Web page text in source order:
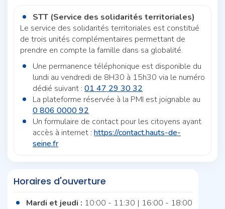
STT (Service des solidarités territoriales)
Le service des solidarités territoriales est constitué
de trois unités complémentaires permettant de
prendre en compte la famille dans sa globalité.
Une permanence téléphonique est disponible du
lundi au vendredi de 8H30 à 15h30 via le numéro
dédié suivant : 01 47 29 30 32
La plateforme réservée à la PMI est joignable au
0 806 0000 92
Un formulaire de contact pour les citoyens ayant
accès à internet : https://contact.hauts-de-
seine.fr
Horaires d'ouverture
Mardi et jeudi : 10:00 - 11:30 | 16:00 - 18:00